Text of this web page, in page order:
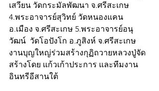
เสวียน วัดกระมัลพัฒนา จ.ศรีสะเกษ
4.พระอาจารย์สุวิทย์ วัดหนองแคน
อ.เมือง จ.ศรีสะเกษ 5.พระอาจารย์อนุ
วัฒน์  วัดโอปังโก อ.ภูสิงห์ จ.ศรีสะเกษ
งานบุญใหญ่ร่วมสร้างกุฏิถวายหลวงปู่จัด
สร้างโดย แก้วเก้าประการ และทีมงาน
อินทรีอีสานใต้